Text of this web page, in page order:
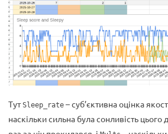
ТутSleep_rate – суб’єктивна оцінка
наскільки сильна була сонливість цього